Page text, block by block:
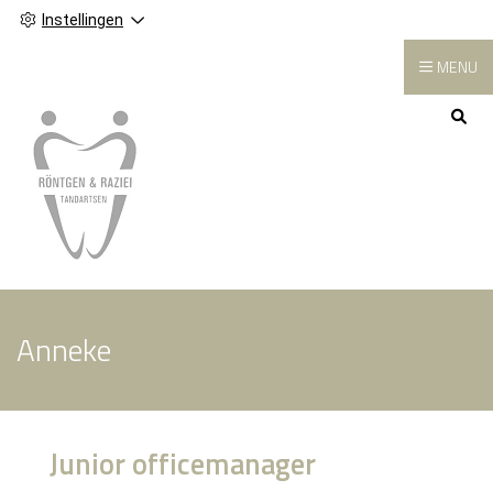
Instellingen
Hoofdmenu
MENU
Anneke
Junior officemanager